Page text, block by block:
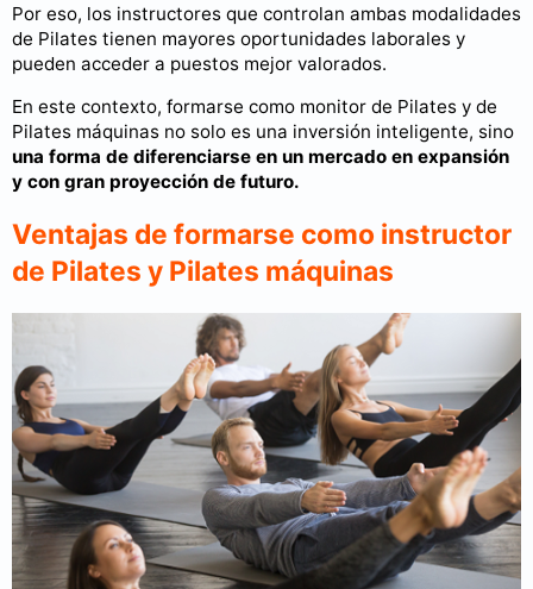
Por eso, los instructores que controlan ambas modalidades
de Pilates tienen mayores oportunidades laborales y
pueden acceder a puestos mejor valorados.
En este contexto, formarse como monitor de Pilates y de
Pilates máquinas no solo es una inversión inteligente, sino
una forma de diferenciarse en un mercado en expansión
y con gran proyección de futuro.
Ventajas de formarse como instructor
de Pilates y Pilates máquinas